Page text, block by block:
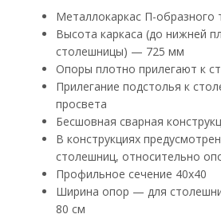
Металлокаркас П-образного
Высота каркаса (до нижней
столешницы) — 725 мм
Опоры плотно прилегают к
Прилегание подстолья к
просвета
Бесшовная сварная
В конструкциях
столешниц, относительно
Профильное сечение 40х40
Ширина опор — для
80 см